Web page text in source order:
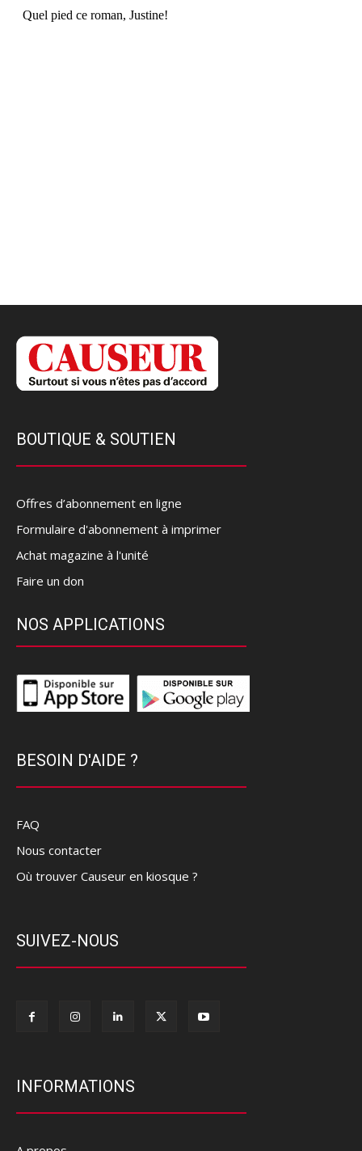
BOUTIQUE & SOUTIEN
Offres d’abonnement en ligne
Formulaire d'abonnement à imprimer
Achat magazine à l'unité
Faire un don
NOS APPLICATIONS
BESOIN D'AIDE ?
FAQ
Nous contacter
Où trouver Causeur en kiosque ?
SUIVEZ-NOUS
INFORMATIONS